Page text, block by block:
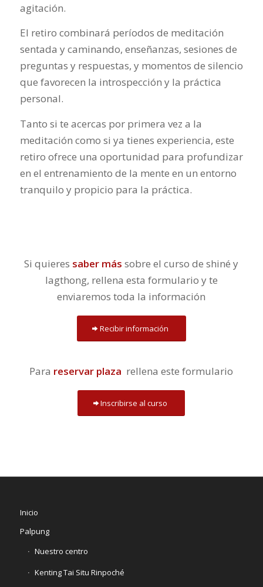
agitación.
El retiro combinará períodos de meditación
sentada y caminando, enseñanzas, sesiones de
preguntas y respuestas, y momentos de silencio
que favorecen la introspección y la práctica
personal.
Tanto si te acercas por primera vez a la
meditación como si ya tienes experiencia, este
retiro ofrece una oportunidad para profundizar
en el entrenamiento de la mente en un entorno
tranquilo y propicio para la práctica.
Si quieres saber más sobre el curso de shiné y
lagthong, rellena esta formulario y te
enviaremos toda la información
Recibir información
Para reservar plaza rellena este formulario
Inscribirse al curso
Inicio
Palpung
Nuestro centro
Kenting Tai Situ Rinpoché